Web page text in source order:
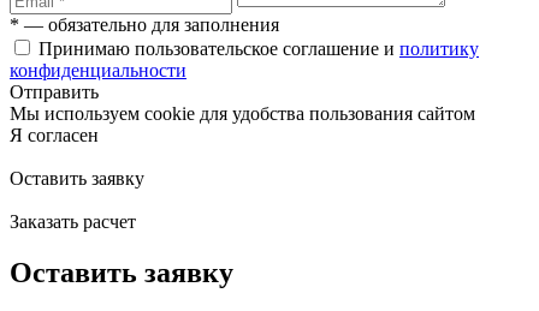
* — обязательно для заполнения
Принимаю пользовательское соглашение и политику
конфиденциальности
Отправить
Мы используем cookie для удобства пользования сайтом
Я согласен
Оставить заявку
Заказать расчет
Оставить заявку